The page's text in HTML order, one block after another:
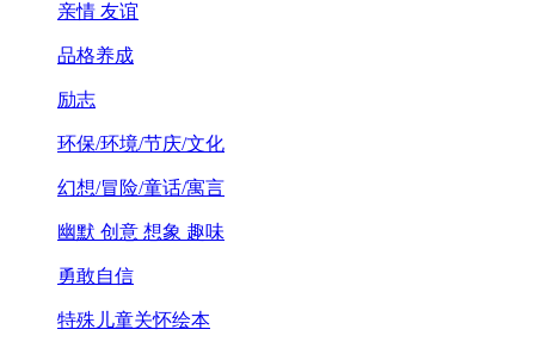
亲情 友谊
品格养成
励志
环保/环境/节庆/文化
幻想/冒险/童话/寓言
幽默 创意 想象 趣味
勇敢自信
特殊儿童关怀绘本